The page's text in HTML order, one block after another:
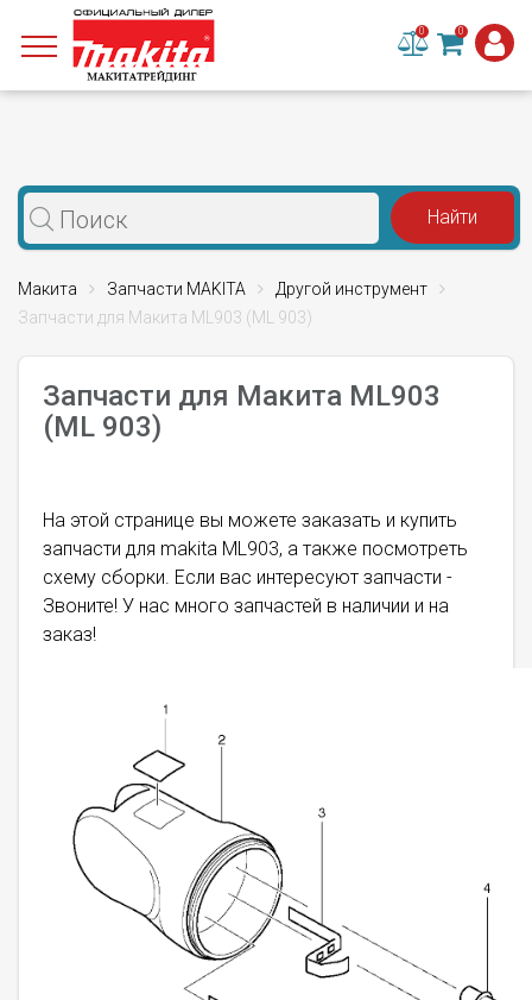
0 0
Макита Запчасти MAKITA
Другой инструмент
Запчасти для Макита ML903 (ML 903)
Запчасти для Макита ML903
(ML 903)
На этой странице вы можете заказать и купить
запчасти для makita ML903, а также посмотреть
схему сборки. Если вас интересуют запчасти -
Звоните! У нас много запчастей в наличии и на
заказ!